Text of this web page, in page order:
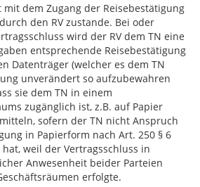
mit dem Zugang der Reisebestätigung
den RV zustande. Bei oder
wird der RV dem TN eine
entsprechende Reisebestätigung
Datenträger (welcher es dem TN
unverändert so aufzubewahren
sie dem TN in einem
zugänglich ist, z.B. auf Papier
sofern der TN nicht Anspruch
in Papierform nach Art. 250 § 6
hat, weil der Vertragsschluss in
Anwesenheit beider Parteien
erfolgte.